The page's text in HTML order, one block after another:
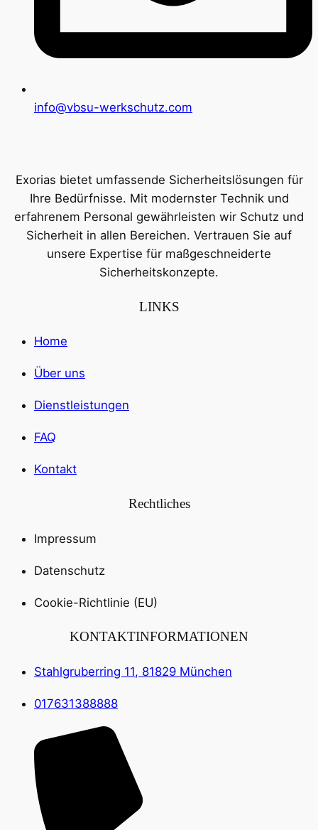
info@vbsu-werkschutz.com
Exorias bietet umfassende Sicherheitslösungen für
Ihre Bedürfnisse. Mit modernster Technik und
erfahrenem Personal gewährleisten wir Schutz und
Sicherheit in allen Bereichen. Vertrauen Sie auf
unsere Expertise für maßgeschneiderte
Sicherheitskonzepte.
LINKS
Home
Über uns
Dienstleistungen
FAQ
Kontakt
Rechtliches
Impressum
Datenschutz
Cookie-Richtlinie (EU)
KONTAKTINFORMATIONEN
Stahlgruberring 11, 81829 München
017631388888